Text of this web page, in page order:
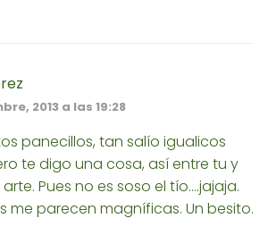
2013 a las 19:28
panecillos, tan salío igualicos
te digo una cosa, así entre tu y
Pues no es soso el tío....jajaja.
me parecen magníficas. Un besito.